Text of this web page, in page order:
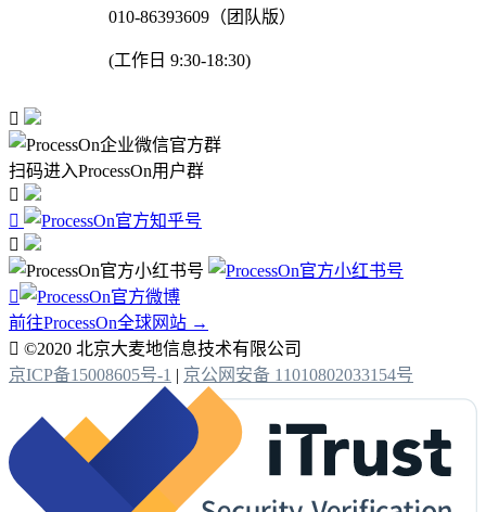
010-86393609（团队版）
(工作日 9:30-18:30)

扫码进入ProcessOn用户群




前往ProcessOn全球网站 →
 ©2020 北京大麦地信息技术有限公司
京ICP备15008605号-1 | 京公网安备 11010802033154号